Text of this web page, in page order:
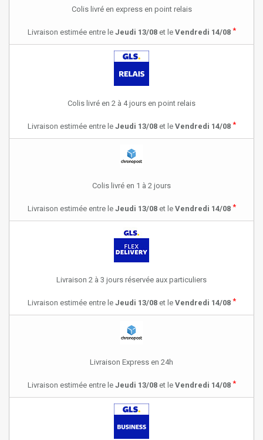
Colis livré en express en point relais
Livraison estimée entre le Jeudi 13/08et le Vendredi 14/08 *
Colis livré en 2 à 4 jours en point relais
Livraison estimée entre le Jeudi 13/08et le Vendredi 14/08 *
Colis livré en 1 à 2 jours
Livraison estimée entre le Jeudi 13/08et le Vendredi 14/08 *
Livraison 2 à 3 jours réservée aux particuliers
Livraison estimée entre le Jeudi 13/08et le Vendredi 14/08 *
Livraison Express en 24h
Livraison estimée entre le Jeudi 13/08et le Vendredi 14/08 *